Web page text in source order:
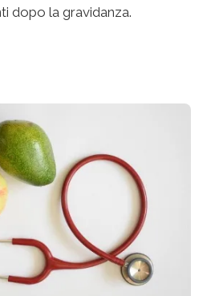
dopo la gravidanza.